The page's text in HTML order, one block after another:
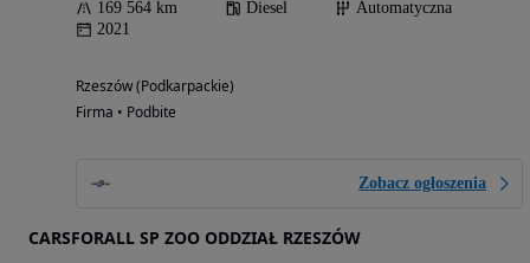
169 564 km Diesel
Automatyczna
2021
Rzeszów (Podkarpackie)
Firma • Podbite
Zobacz ogłoszenia
CARSFORALL SP ZOO ODDZIAŁ RZESZÓW